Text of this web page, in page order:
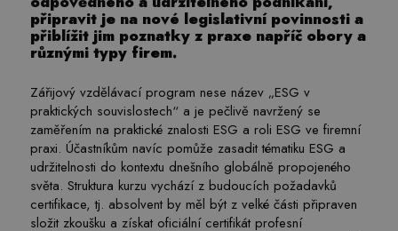
připravit je na nové legislativní povinnosti a
přiblížit jim poznatky z praxe napříč obory a
různými typy firem.
Zářijový vzdělávací program nese název „ESG v
praktických souvislostech“ a je pečlivě navržený se
zaměřením na praktické znalosti ESG a roli ESG ve firemní
praxi. Účastníkům navíc pomůže zasadit tématiku ESG a
udržitelnosti do kontextu dnešního globálně propojeného
světa. Struktura kurzu vychází z budoucích požadavků
certifikace, tj. absolvent by měl být z velké části připraven
složit zkoušku a získat oficiální certifikát profesní